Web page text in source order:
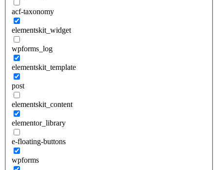
acf-taxonomy
elementskit_widget
wpforms_log
elementskit_template
post
elementskit_content
elementor_library
e-floating-buttons
wpforms